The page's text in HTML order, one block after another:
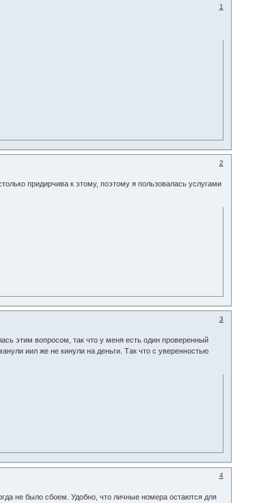
1
2
придирчива к этому, поэтому я пользовалась услугами
3
этим вопросом, так что у меня есть один проверенный
иил же не кинули на деньги. Так что с уверенностью
4
не было сбоем. Удобно, что личные номера остаются для